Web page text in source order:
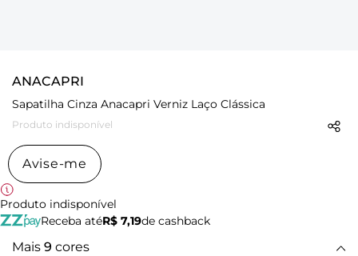
ANACAPRI
Sapatilha Cinza Anacapri Verniz Laço Clássica
Produto indisponível
Avise-me
Produto indisponível
Receba atéR$ 7,19de cashback
Mais 9 cores